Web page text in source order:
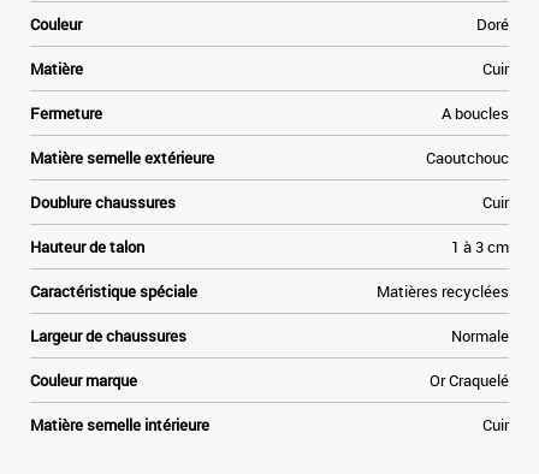
Couleur Doré
Matière Cuir
Fermeture A boucles
Matière semelle extérieure Caoutchouc
Doublure chaussures Cuir
Hauteur de talon 1 à 3 cm
Caractéristique spéciale Matières recyclées
Largeur de chaussures Normale
Couleur marque Or Craquelé
Matière semelle intérieure Cuir